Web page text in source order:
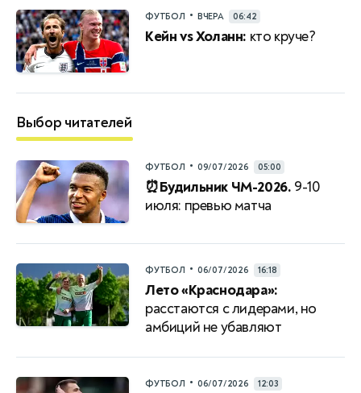
ФУТБОЛ • ВЧЕРА 06:42
Кейн vs Холанн: кто круче?
Выбор читателей
ФУТБОЛ • 09/07/2026 05:00
⏰Будильник ЧМ-2026. 9-10
июля: превью матча
ФУТБОЛ • 06/07/2026 16:18
Лето «Краснодара»:
расстаются с лидерами, но
амбиций не убавляют
ФУТБОЛ • 06/07/2026 12:03